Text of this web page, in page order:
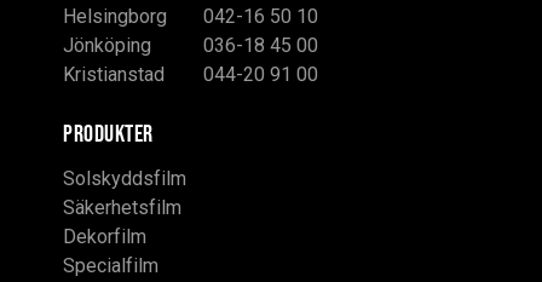
Helsingborg
042-16 50 10
Jönköping
036-18 45 00
Kristianstad
044-20 91 00
PRODUKTER
Solskyddsfilm
Säkerhetsfilm
Dekorfilm
Specialfilm